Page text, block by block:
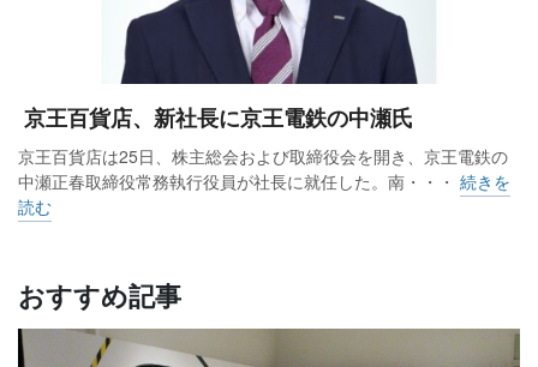
京王百貨店、新社長に京王電鉄の中瀬氏
京王百貨店は25日、株主総会および取締役会を開き、京王電鉄の
中瀬正春取締役常務執行役員が社長に就任した。南・・・ 続きを
読む
おすすめ記事